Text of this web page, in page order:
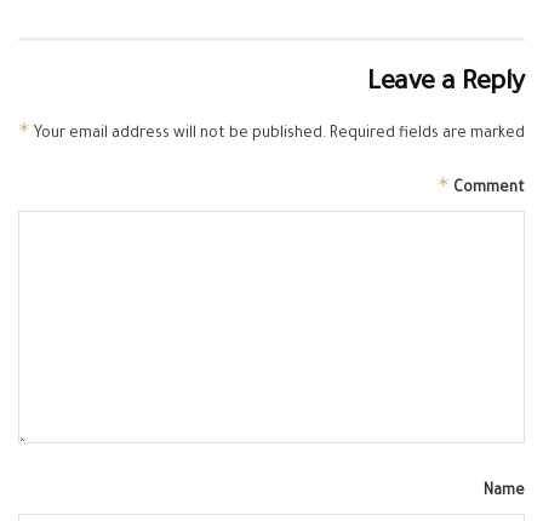
Leave a Reply
Your email address will not be published. Required fields are marked
*
Comment
*
Name